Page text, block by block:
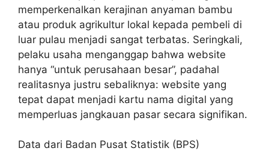
memperkenalkan kerajinan anyaman bambu
atau produk agrikultur lokal kepada pembeli di
luar pulau menjadi sangat terbatas. Seringkali,
pelaku usaha menganggap bahwa website
hanya “untuk perusahaan besar”, padahal
realitasnya justru sebaliknya: website yang
tepat dapat menjadi kartu nama digital yang
memperluas jangkauan pasar secara signifikan.
Data dari Badan Pusat Statistik (BPS)